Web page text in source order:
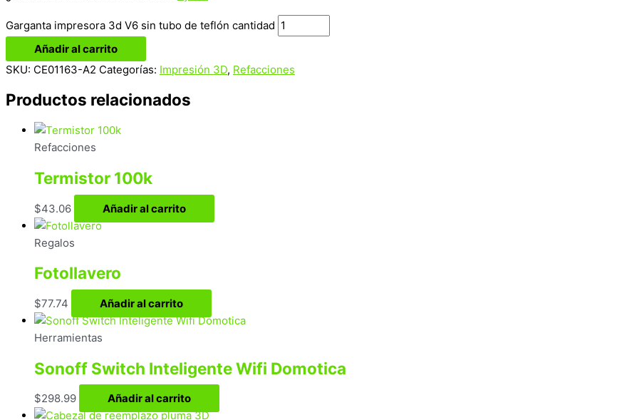
Garganta impresora 3d V6 sin tubo de teflón cantidad
Añadir al carrito
SKU: CE01163-A2 Categorías: Impresión 3D, Refacciones
Productos relacionados
Refacciones
Termistor 100k
$43.06 Añadir al carrito
Regalos
Fotollavero
$77.74 Añadir al carrito
Herramientas
Sonoff Switch Inteligente Wifi Domotica
$298.99 Añadir al carrito